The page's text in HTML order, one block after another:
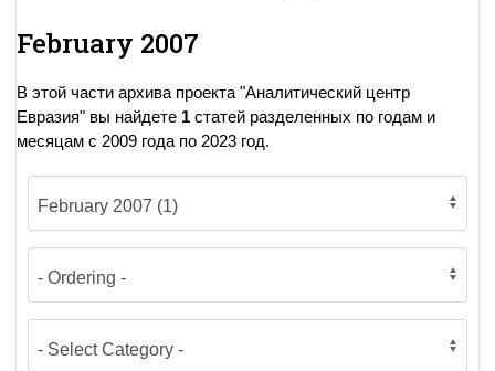
February 2007
В этой части архива проекта "Аналитический центр
Евразия" вы найдете 1 статей разделенных по годам и
месяцам с 2009 года по 2023 год.